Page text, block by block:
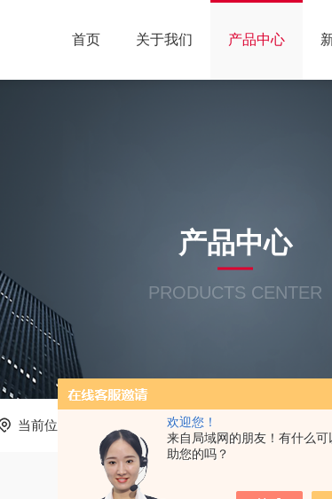
欢迎您！
来自局域网的朋友！有什么可
助您的吗？
首页 关于我们 产品中心
产品中心
PRODUCTS CENTER
当前位置： 产品中心